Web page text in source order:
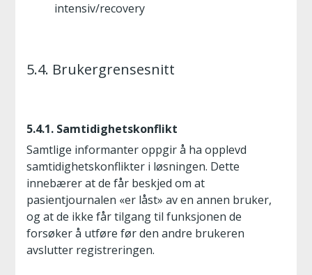
intensiv/recovery
5.4. Brukergrensesnitt
5.4.1. Samtidighetskonflikt
Samtlige informanter oppgir å ha opplevd
samtidighetskonflikter i løsningen. Dette
innebærer at de får beskjed om at
pasientjournalen «er låst» av en annen bruker,
og at de ikke får tilgang til funksjonen de
forsøker å utføre før den andre brukeren
avslutter registreringen.